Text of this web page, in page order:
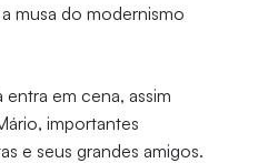
musa do modernismo
entra em cena, assim
importantes
e seus grandes amigos.